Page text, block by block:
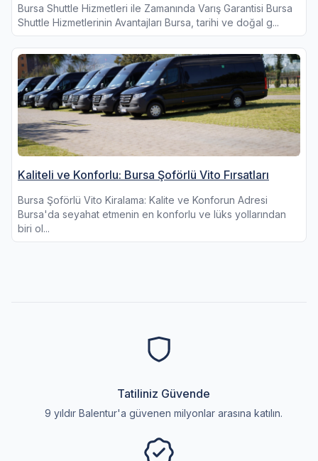
Bursa Shuttle Hizmetleri ile Zamanında Varış Garantisi Bursa
Shuttle Hizmetlerinin Avantajları Bursa, tarihi ve doğal g...
Kaliteli ve Konforlu: Bursa Şoförlü Vito Fırsatları
Bursa Şoförlü Vito Kiralama: Kalite ve Konforun Adresi
Bursa'da seyahat etmenin en konforlu ve lüks yollarından
biri ol...
Tatiliniz Güvende
9 yıldır Balentur'a güvenen milyonlar arasına katılın.